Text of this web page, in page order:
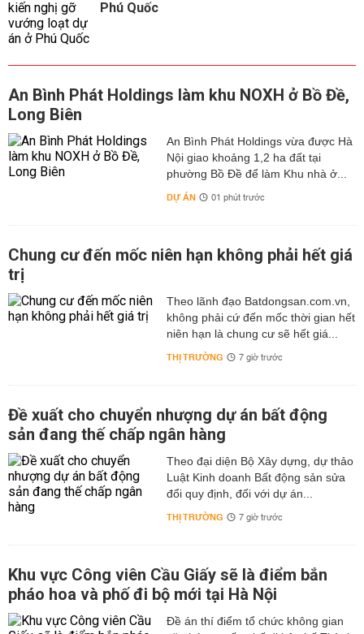
Phú Quốc
An Bình Phát Holdings làm khu NOXH ở Bồ Đề,
Long Biên
An Bình Phát Holdings vừa được Hà
Nội giao khoảng 1,2 ha đất tại
phường Bồ Đề để làm Khu nhà ở...
DỰ ÁN 01 phút trước
Chung cư đến mốc niên hạn không phải hết giá
trị
Theo lãnh đạo Batdongsan.com.vn,
không phải cứ đến mốc thời gian hết
niên hạn là chung cư sẽ hết giá...
THỊ TRƯỜNG 7 giờ trước
Đề xuất cho chuyển nhượng dự án bất động
sản đang thế chấp ngân hàng
Theo đại diện Bộ Xây dựng, dự thảo
Luật Kinh doanh Bất động sản sửa
đổi quy định, đối với dự án...
THỊ TRƯỜNG 7 giờ trước
Khu vực Công viên Cầu Giấy sẽ là điểm bắn
pháo hoa và phố đi bộ mới tại Hà Nội
Đề án thí điểm tổ chức không gian